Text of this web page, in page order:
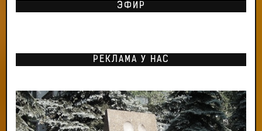
ЭФИР
РЕКЛАМА У НАС